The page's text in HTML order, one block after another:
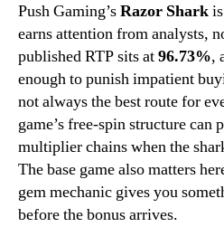
Push Gaming’sRazor Shark
earns attention from analysts,
published RTP sits at96.73%,
enough to punish impatient
not always the best route for
game’s free-spin structure can
multiplier chains when the
The base game also matters
gem mechanic gives you
before the bonus arrives.